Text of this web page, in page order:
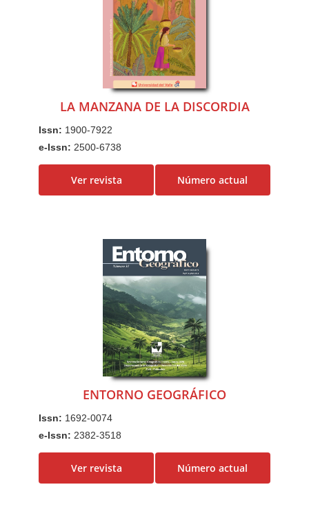
LA MANZANA DE LA DISCORDIA
Issn: 1900-7922
e-Issn: 2500-6738
Ver revista Número actual
ENTORNO GEOGRÁFICO
Issn: 1692-0074
e-Issn:2382-3518
Ver revista Número actual